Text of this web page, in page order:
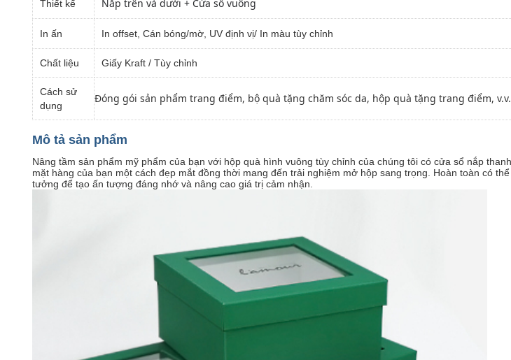
Thiết kế Nắp trên và dưới + Cửa sổ vuông
In ấn In offset, Cán bóng/mờ, UV định vị/ In màu tùy chỉnh
Chất liệu Giấy Kraft / Tùy chỉnh
Cách sử
dụng
Đóng gói sản phẩm trang điểm, bộ quà tặng chăm sóc da, hộp quà tặng trang điểm, v.v.
Mô tả sản phẩm
Nâng tầm sản phẩm mỹ phẩm của bạn với hộp quà hình vuông tùy chỉnh của chúng tôi có cửa sổ nắp
mặt hàng của bạn một cách đẹp mắt đồng thời mang đến trải nghiệm mở hộp sang trọng. Hoàn toàn có
tưởng để tạo ấn tượng đáng nhớ và nâng cao giá trị cảm nhận.